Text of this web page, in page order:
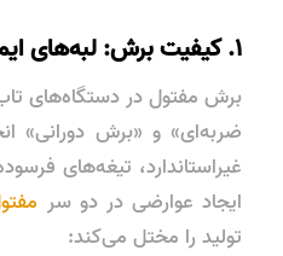
۱. کیفیت برش: لبه‌های ایمن و اتصال دقیق
برش مفتول در دستگاه‌های
ضربه‌ای» و «برش دورانی»
غیراستاندارد، تیغه‌های
ایجاد عوارضی در دو سر
تولید را مختل می‌کند: